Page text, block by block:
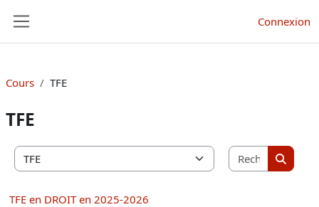
Connexion
Cours TFE
TFE
Catégories de cours
TFE en DROIT en 2025-2026